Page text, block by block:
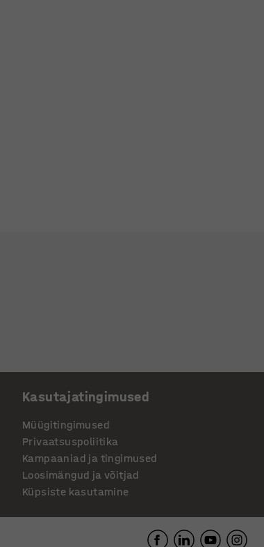
Kasutajatingimused
Müügitingimused
Privaatsuspoliitika
Kampaaniad ja tingimused
Loosimängud ja võitjad
Küpsiste kasutamine